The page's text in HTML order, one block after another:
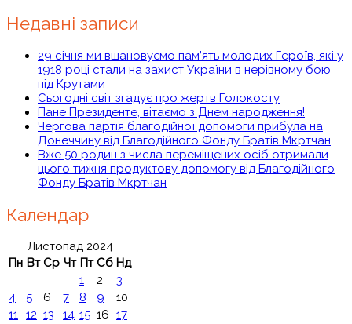
Недавні записи
29 січня ми вшановуємо пам’ять молодих Героїв, які у
1918 році стали на захист України в нерівному бою
під Крутами
Сьогодні світ згадує про жертв Голокосту
Пане Президенте, вітаємо з Днем народження!
Чергова партія благодійної допомоги прибула на
Донеччину від Благодійного Фонду Братів Мкртчан
Вже 50 родин з числа переміщених осіб отримали
цього тижня продуктову допомогу від Благодійного
Фонду Братів Мкртчан
Календар
Листопад 2024
Пн Вт Ср Чт Пт Сб Нд
1
2
3
4
5 6 7 8 9
10
11 12 13 14 15 16 17